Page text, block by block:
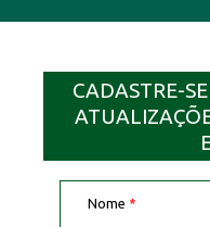
CADASTRE-
Nome *